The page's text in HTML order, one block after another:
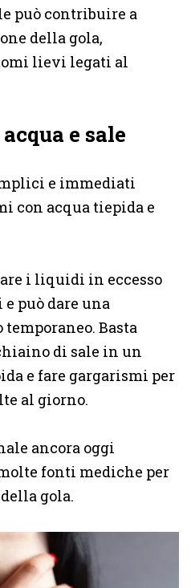
può contribuire a
della gola,
lievi legati al
e sale
e immediati
con acqua tiepida e
i liquidi in eccesso
può dare una
Basta
di sale in un
e fare gargarismi per
al giorno.
ancora oggi
fonti mediche per
gola.